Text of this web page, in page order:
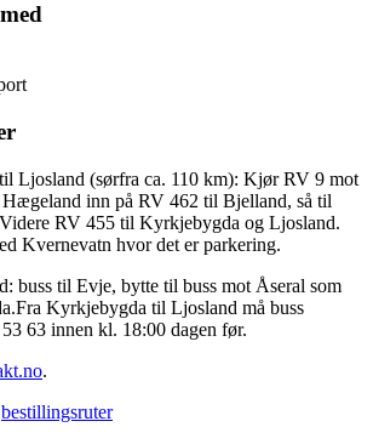
Ljosland (sørfra ca. 110 km): Kjør RV 9 mot
inn på RV 462 til Bjelland, så til
RV 455 til Kyrkjebygda og Ljosland.
Kvernevatn hvor det er parkering.
buss til Evje, bytte til buss mot Åseral som
Kyrkjebygda til Ljosland må buss
63 innen kl. 18:00 dagen før.
.
bestillingsruter